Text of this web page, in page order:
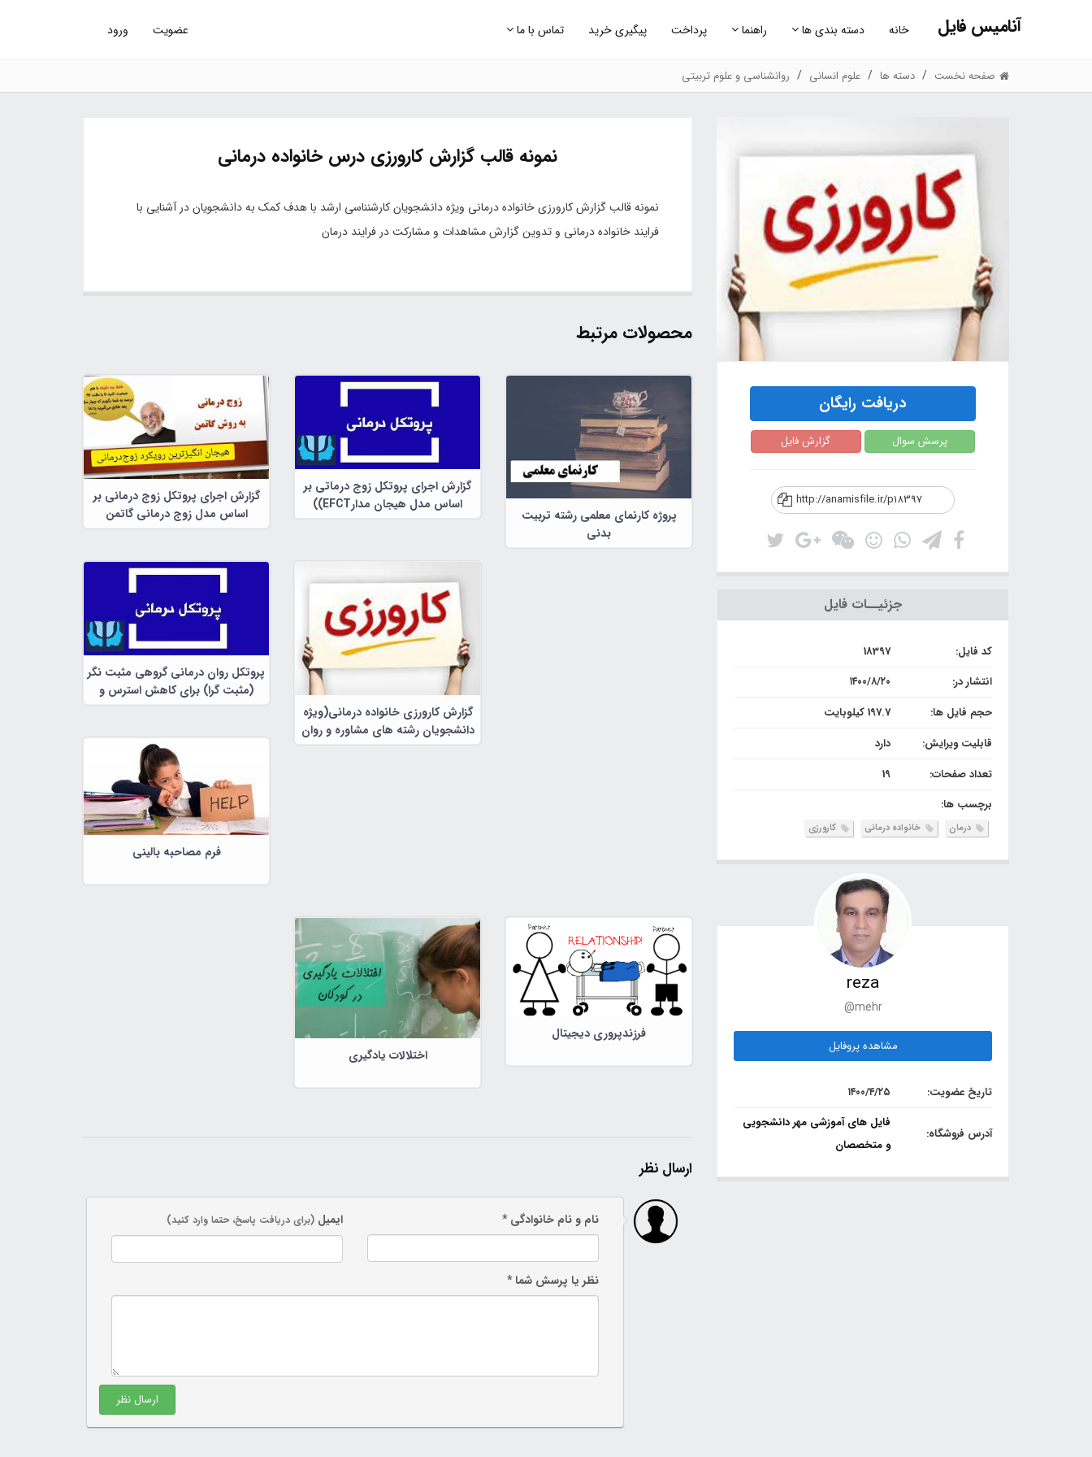
آنامیس فایل خانه دسته بندی ها راهنما پرداخت پیگیری خرید تماس با ما عضویت ورود
صفحه نخست دسته ها علوم انسانی روانشناسی و علوم تربیتی
دریافت رایگان
پرسش سوال گزارش فایل
http://anamisfile.ir/p18397
جزئیــات فایل
کد فایل:
18397
انتشار در:
۱۴۰۰/۸/۲۰
حجم فایل ها:
197.7 کیلوبایت
قابلیت ویرایش:
دارد
تعداد صفحات:
19
برچسب ها:
درمان خانواده درمانی کارورزی
reza
@mehr
مشاهده پروفایل
تاریخ عضویت: ۱۴۰۰/۴/۲۵
آدرس فروشگاه:
فایل های آموزشی مهر دانشجویی
و متخصصان
نمونه قالب گزارش کارورزی درس خانواده درمانی
نمونه قالب گزارش کارورزی خانواده درمانی ویژه دانشجویان کارشنناسی ارشد با هدف کمک به دانشجویان در آشنایی با
فرایند خانواده درمانی و تدوین گزارش مشاهدات و مشارکت در فرایند درمان
محصولات مرتبط
پروژه کارنمای معلمی رشته تربیت
بدنی
گزارش اجرای پروتکل زوج درماتی بر
اساس مدل هیجان مدارEFCT))
گزارش اجرای پروتکل زوج درمانی بر
اساس مدل زوج درمانی گاتمن
گزارش کارورزی خانواده درمانی(ویژه
دانشجویان رشته های مشاوره و روان
شناسی)
پروتکل روان درمانی گروهی مثبت نگر
(مثبت گرا) برای کاهش استرس و
اضطراب در قالب 10
فرم مصاحبه بالینی
فرزندپروری دیجیتال
اختلالات یادگیری
ارسال نظر
نام و نام خانوادگی * ایمیل (برای دریافت پاسخ، حتما وارد کنید)
نظر یا پرسش شما *
ارسال نظر